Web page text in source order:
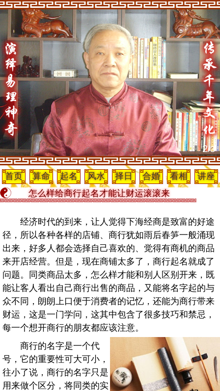
2/3
首页 算命 起名 风水 择日 合婚 看相
讲座
怎么样给商行起名才能让财运滚滚来
经济时代的到来，让人觉得下海经商是致富的好途
径，所以各种各样的店铺、商行犹如雨后春笋一般涌现
出来，好多人都会选择自己喜欢的、觉得有商机的商品
来开店经营。但是，现在商铺太多了，商行起名就成了
问题。同类商品太多，怎么样才能和别人区别开来，既
能让客人看出自己商行出售的商品，又能将名字起的与
众不同，朗朗上口便于消费者的记忆，还能为商行带来
财运，这是一门学问，这其中包含了很多技巧和禁忌，
每一个想开商行的朋友都应该注意。
商行的名字是一个代
号，它的重要性可大可小，
往小了说，商行的名字只是
用来做个区分，将同类的实